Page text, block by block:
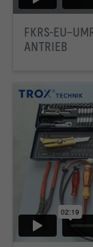
FKRS-
ANTRIEB